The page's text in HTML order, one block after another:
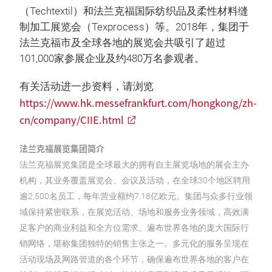
（Techtextil）和法兰克福国际纺织品及柔性材料缝
制加工展览会（Texprocess）等。2018年，集团于
法兰克福市及全球各地的展览会共吸引了超过
101,000家参展企业及约480万名参观者。
有关活动进一步资料，请浏览
https://www.hk.messefrankfurt.com/hongkong/zh-
cn/company/CIIE.html
法兰克福展览集团简介
法兰克福展览集团是全球最大的拥有自主展览场地的展会主办
机构，其业务覆盖展览会、会议及活动，在全球30个地区聘用
逾2,500名员工，每年营业额约7.18亿欧元。集团与众多行业领
域保持紧密联系，在展览活动、场地和服务业务领域，高效满
足客户的商业利益和全方位需求。遍布世界各地的庞大国际行
销网络，堪称集团独特的销售主张之一。多元化的服务呈现在
活动现场及网路管道的各个环节，确保遍布世界各地的客户在